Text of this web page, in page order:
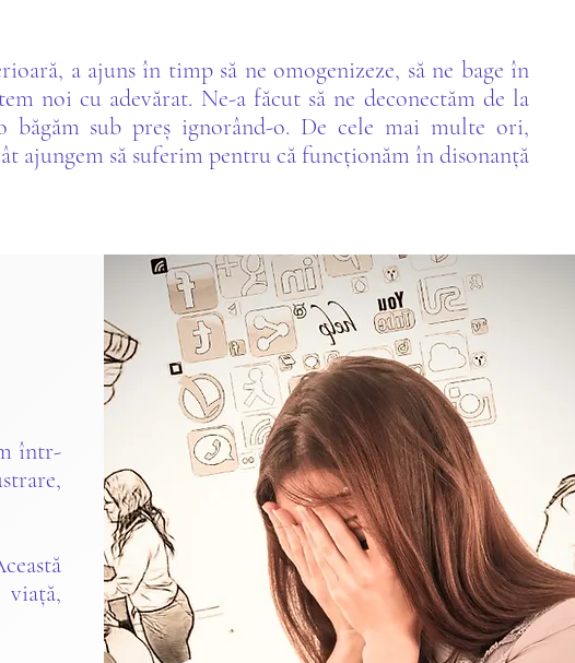
a ajuns în timp să ne omogenizeze, să ne bage în
noi cu adevărat. Ne-a făcut să ne deconectăm de la
băgăm sub preș ignorând-o. De cele mai multe ori,
ajungem să suferim pentru că funcționăm în disonanță
într-
viață,